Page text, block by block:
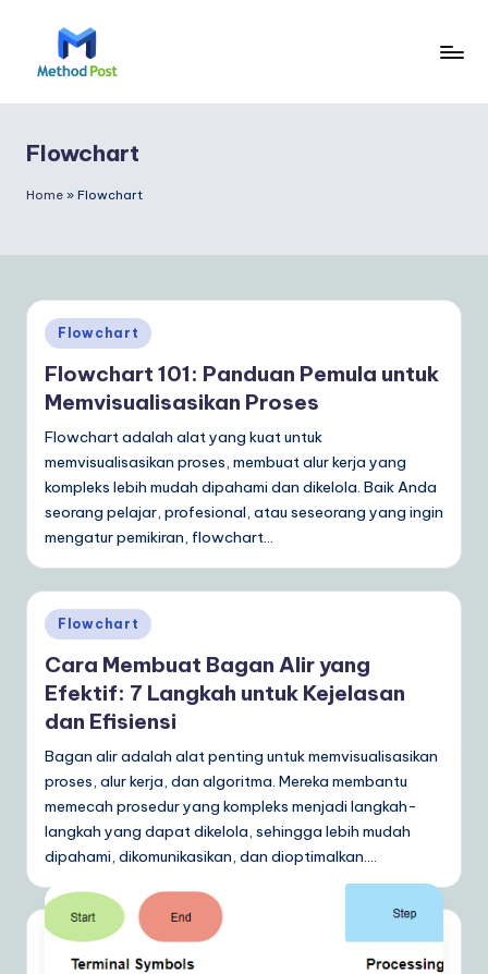
t
h
P
o
s
t
In
d
o
n
e
si
a
n
Y
o
u
r
D
Flowchart
Home » Flowchart
Posted
in
Flowchart
Flowchart 101: Panduan Pemula untuk
Memvisualisasikan Proses
Flowchart adalah alat yang kuat untuk
memvisualisasikan proses, membuat alur kerja yang
kompleks lebih mudah dipahami dan dikelola. Baik Anda
seorang pelajar, profesional, atau seseorang yang ingin
mengatur pemikiran, flowchart…
Posted
in
Flowchart
Cara Membuat Bagan Alir yang
Efektif: 7 Langkah untuk Kejelasan
dan Efisiensi
Bagan alir adalah alat penting untuk memvisualisasikan
proses, alur kerja, dan algoritma. Mereka membantu
memecah prosedur yang kompleks menjadi langkah-
langkah yang dapat dikelola, sehingga lebih mudah
dipahami, dikomunikasikan, dan dioptimalkan.…